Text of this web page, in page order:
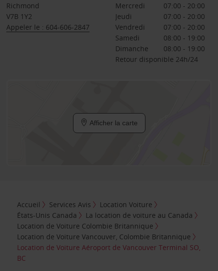
Richmond
V7B 1Y2
Appeler le : 604-606-2847
Mercredi
07:00 - 20:00
Jeudi
07:00 - 20:00
Vendredi
07:00 - 20:00
Samedi
08:00 - 19:00
Dimanche
08:00 - 19:00
Retour disponible 24h/24
Afficher la carte
Accueil Services Avis
Location Voiture
États-Unis Canada
La location de voiture au Canada
Location de Voiture Colombie Britannique
Location de Voiture Vancouver, Colombie Britannique
Location de Voiture Aéroport de Vancouver Terminal SO,
BC